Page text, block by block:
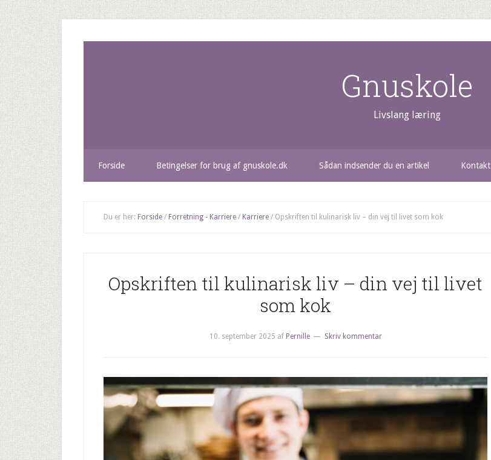
Gnuskole
Livslang læring
Forside Betingelser for brug af gnuskole.dk Sådan indsender du en artikel Kontakt
Du er her: Forside / Forretning - Karriere / Karriere / Opskriften til kulinarisk liv – din vej til livet som kok
Opskriften til kulinarisk liv – din vej til livet
som kok
10. september 2025 af Pernille Skriv kommentar